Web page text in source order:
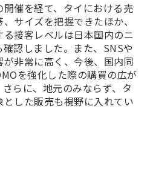
催を経て、タイにおける売
サイズを把握できたほか、
る接客レベルは日本国内のニ
認しました。また、SNSや
非常に高く、今後、国内同
を強化した際の購買の広が
らに、地元のみならず、タ
した販売も視野に入れてい